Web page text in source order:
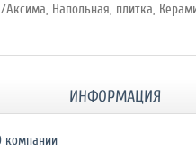
Аксима, Напольная, плитка,
ИНФОРМАЦИЯ
компании